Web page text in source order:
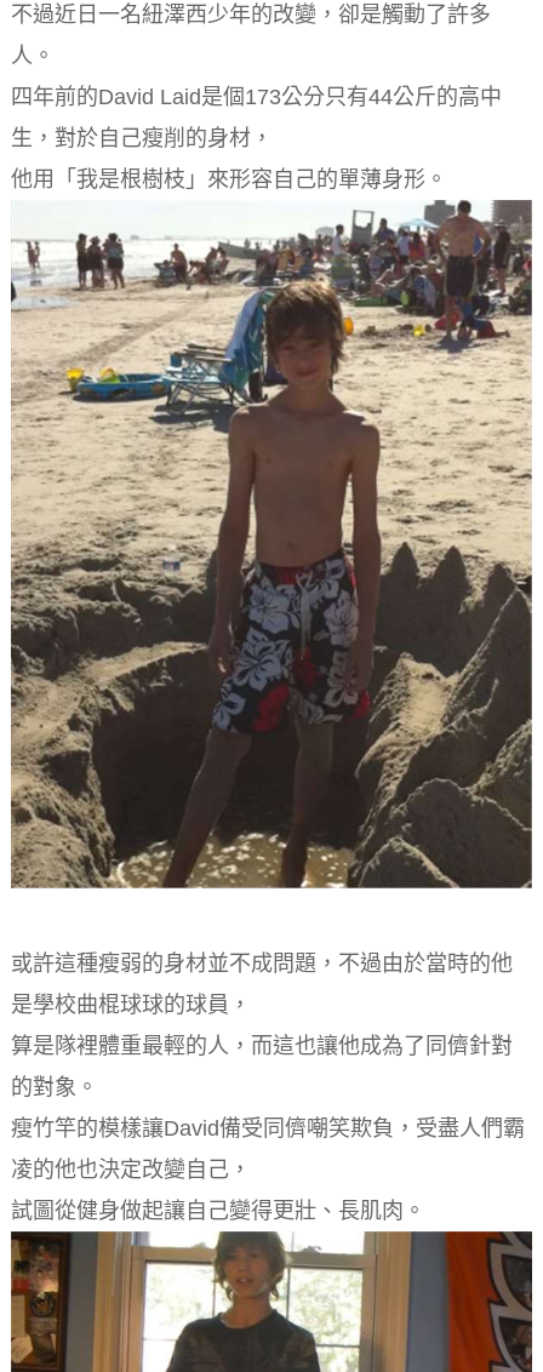
不過近日一名紐澤西少年的改變，卻是觸動了許多
人。
四年前的David Laid是個173公分只有44公斤的高中
生，對於自己瘦削的身材，
他用「我是根樹枝」來形容自己的單薄身形。
或許這種瘦弱的身材並不成問題，不過由於當時的他
是學校曲棍球球的球員，
算是隊裡體重最輕的人，而這也讓他成為了同儕針對
的對象。
瘦竹竿的模樣讓David備受同儕嘲笑欺負，受盡人們霸
凌的他也決定改變自己，
試圖從健身做起讓自己變得更壯、長肌肉。